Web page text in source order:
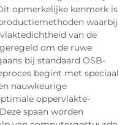
opmerkelijke kenmerk is
waarbij
van de
om de ruwe
bij standaard OSB-
begint met speciaal
nauwkeurige
oppervlakte-
spaan worden